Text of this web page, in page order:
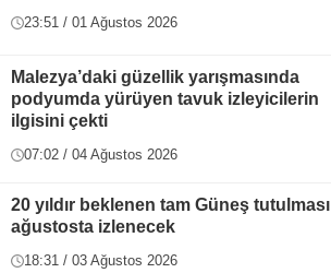
23:51 / 01 Ağustos 2026
Malezya’daki güzellik yarışmasında
podyumda yürüyen tavuk izleyicilerin
ilgisini çekti
07:02 / 04 Ağustos 2026
20 yıldır beklenen tam Güneş tutulması
ağustosta izlenecek
18:31 / 03 Ağustos 2026